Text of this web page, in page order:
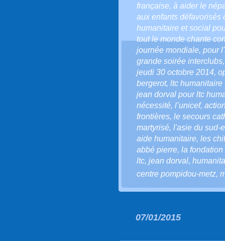
française, à aider le
aux enfants défavorisés
humanitaire et social
tout le monde chante
journée mondiale, pour
grande soirée interclubs
jeudi 30 octobre 2014,
bergerot, ltc humanitaire
jean dorval pour ltc
nécessité, l’unicef,
frontières, le secours
martyrisé, l'asie du sud-
aide humanitaire, les
abbé pierre, la
ltc, jean dorval,
centre pompidou-metz,
07/01/2015